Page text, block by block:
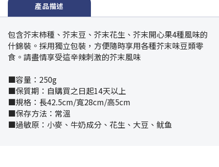
產品描述
包含芥末柿種、芥末豆、芥末花生、芥末開心果4種風味的
什錦裝。採用獨立包裝，方便隨時享用各種芥末味豆類零
食。請盡情享受這辛辣刺激的芥末風味
■容量：250g
■保質期：自購買之日起14天以上
■規格：長42.5cm/寬28cm/高5cm
■保存方法：常溫
■過敏原：小麥、牛奶成分、花生、大豆、鱿鱼